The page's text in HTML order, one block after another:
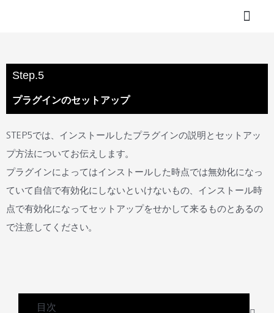
ス
Step.5
プラグインのセットアップ
STEP5では、インストールしたプラグインの説明とセットアッ
プ方法についてお伝えします。
プラグインによってはインストールした時点では無効化になっ
ていて自信で有効化にしないといけないもの、インストール時
点で有効化になってセットアップをせかして来るものとあるの
で注意してください。
目次
ビ
ョ
ン